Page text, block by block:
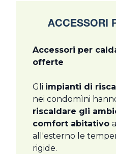
ACCESSORI
Accessori per
offerte
Gli impianti di
nei condomìni
riscaldare gli
comfort abitativo
all'esterno le
rigide.